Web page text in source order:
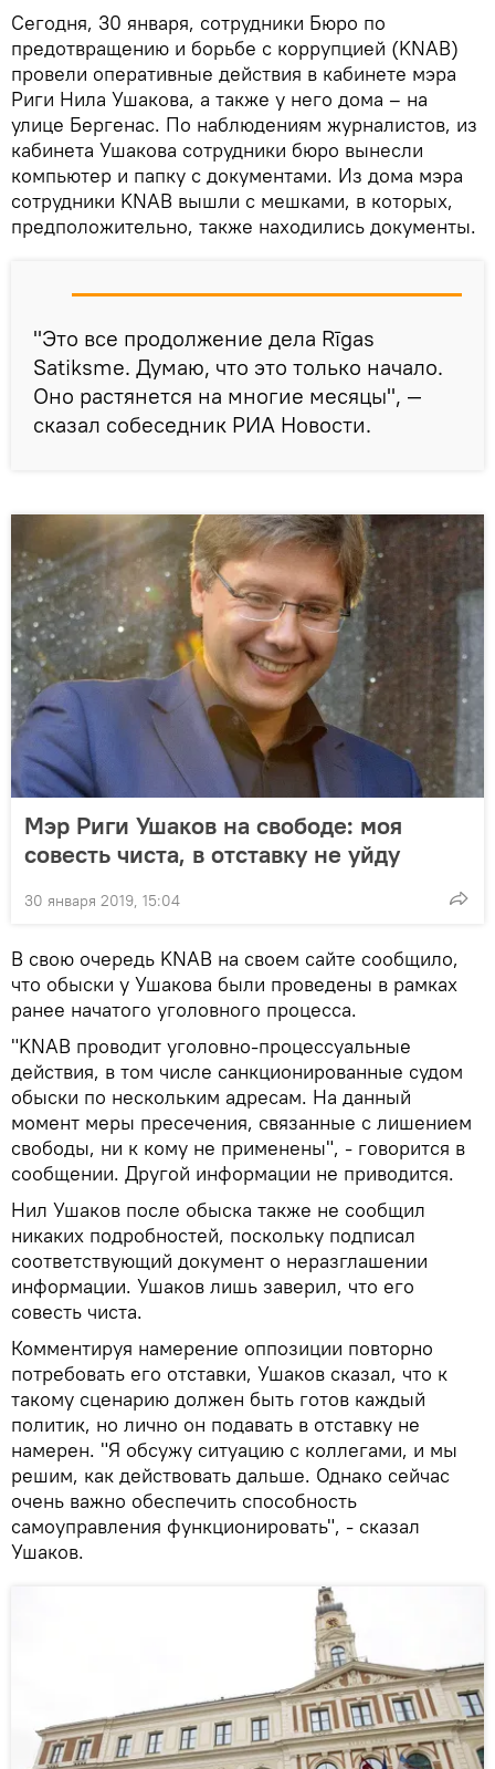
Сегодня, 30 января, сотрудники Бюро по
предотвращению и борьбе с коррупцией (KNAB)
провели оперативные действия в кабинете мэра
Риги Нила Ушакова, а также у него дома – на
улице Бергенас. По наблюдениям журналистов, из
кабинета Ушакова сотрудники бюро вынесли
компьютер и папку с документами. Из дома мэра
сотрудники KNAB вышли с мешками, в которых,
предположительно, также находились документы.
"Это все продолжение дела Rīgas
Satiksme. Думаю, что это только начало.
Оно растянется на многие месяцы", —
сказал собеседник РИА Новости.
Мэр Риги Ушаков на свободе: моя
совесть чиста, в отставку не уйду
30 января 2019, 15:04
В свою очередь KNAB на своем сайте сообщило,
что обыски у Ушакова были проведены в рамках
ранее начатого уголовного процесса.
"KNAB проводит уголовно-процессуальные
действия, в том числе санкционированные судом
обыски по нескольким адресам. На данный
момент меры пресечения, связанные с лишением
свободы, ни к кому не применены", - говорится в
сообщении. Другой информации не приводится.
Нил Ушаков после обыска также не сообщил
никаких подробностей, поскольку подписал
соответствующий документ о неразглашении
информации. Ушаков лишь заверил, что его
совесть чиста.
Комментируя намерение оппозиции повторно
потребовать его отставки, Ушаков сказал, что к
такому сценарию должен быть готов каждый
политик, но лично он подавать в отставку не
намерен. "Я обсужу ситуацию с коллегами, и мы
решим, как действовать дальше. Однако сейчас
очень важно обеспечить способность
самоуправления функционировать", - сказал
Ушаков.